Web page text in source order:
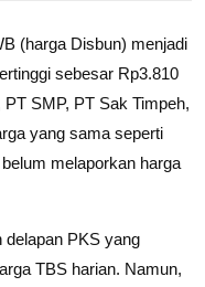
(harga Disbun) menjadi
sebesar Rp3.810
SMP, PT Sak Timpeh,
yang sama seperti
melaporkan harga
delapan PKS yang
TBS harian. Namun,